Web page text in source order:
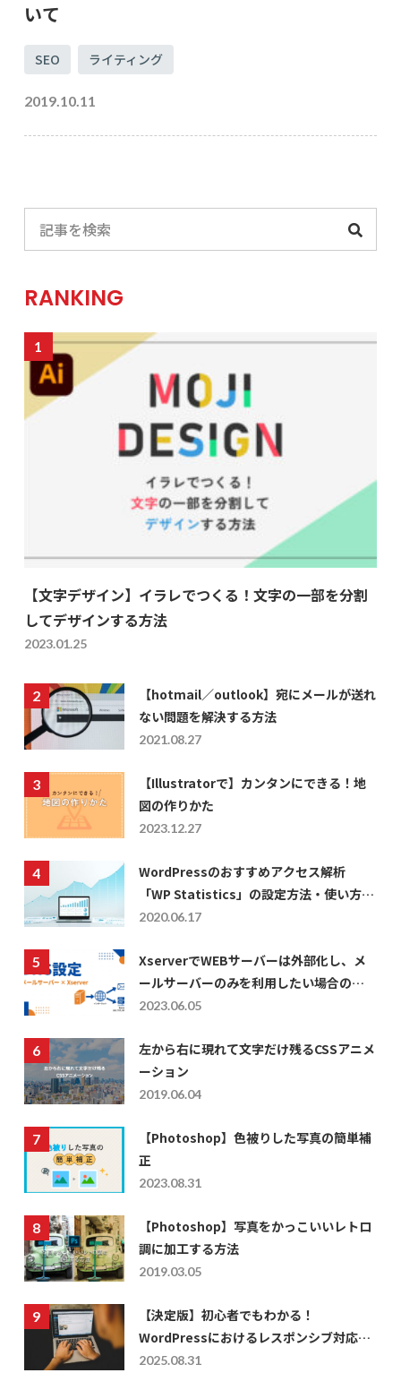
いて
SEO ライティング
2019.10.11
RANKING
【文字デザイン】イラレでつくる！文字の一部を分割
してデザインする方法
2023.01.25
【hotmail／outlook】宛にメールが送れ
ない問題を解決する方法
2021.08.27
【Illustratorで】カンタンにできる！地
図の作りかた
2023.12.27
WordPressのおすすめアクセス解析
「WP Statistics」の設定方法・使い方に
ついて
2020.06.17
XserverでWEBサーバーは外部化し、メ
ールサーバーのみを利用したい場合の
DNS設定
2023.06.05
左から右に現れて文字だけ残るCSSアニメ
ーション
2019.06.04
【Photoshop】色被りした写真の簡単補
正
2023.08.31
【Photoshop】写真をかっこいいレトロ
調に加工する方法
2019.03.05
【決定版】初心者でもわかる！
WordPressにおけるレスポンシブ対応の
仕方を徹底解説
2025.08.31